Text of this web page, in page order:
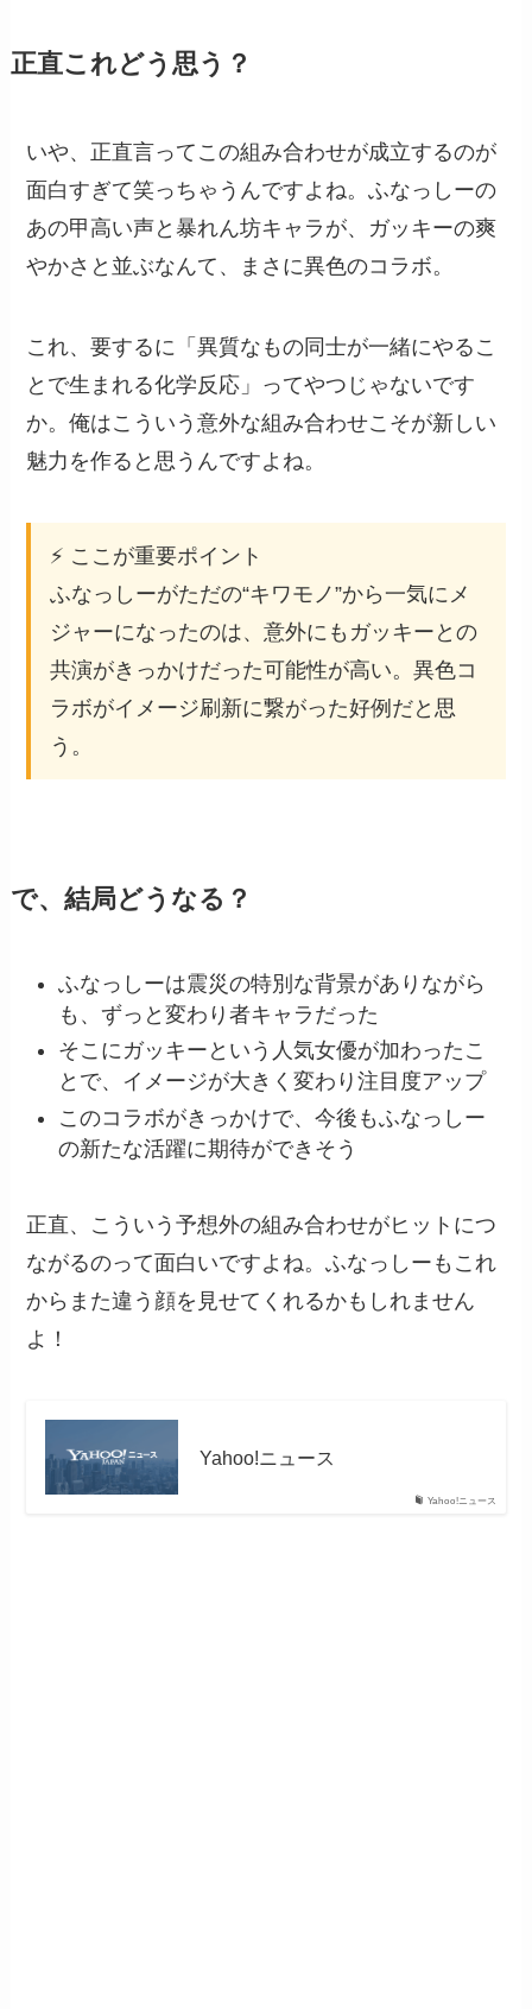
正直これどう思う？
いや、正直言ってこの組み合わせが成立するのが
面白すぎて笑っちゃうんですよね。ふなっしーの
あの甲高い声と暴れん坊キャラが、ガッキーの爽
やかさと並ぶなんて、まさに異色のコラボ。
これ、要するに「異質なもの同士が一緒にやるこ
とで生まれる化学反応」ってやつじゃないです
か。俺はこういう意外な組み合わせこそが新しい
魅力を作ると思うんですよね。
⚡ ここが重要ポイント
ふなっしーがただの“キワモノ”から一気にメ
ジャーになったのは、意外にもガッキーとの
共演がきっかけだった可能性が高い。異色コ
ラボがイメージ刷新に繋がった好例だと思
う。
で、結局どうなる？
ふなっしーは震災の特別な背景がありながら
も、ずっと変わり者キャラだった
そこにガッキーという人気女優が加わったこ
とで、イメージが大きく変わり注目度アップ
このコラボがきっかけで、今後もふなっしー
の新たな活躍に期待ができそう
正直、こういう予想外の組み合わせがヒットにつ
ながるのって面白いですよね。ふなっしーもこれ
からまた違う顔を見せてくれるかもしれません
よ！
Yahoo!ニュース
Yahoo!ニュース